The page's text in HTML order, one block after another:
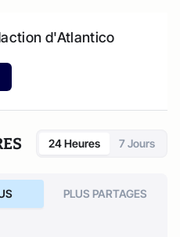
d'Atlantico
24 Heures 7 Jours
PLUS PARTAGES